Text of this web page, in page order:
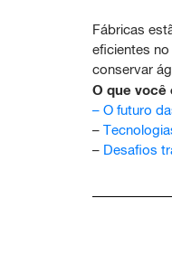
Fábricas
eficientes
conservar
O que
– O futuro
–
– Desafios